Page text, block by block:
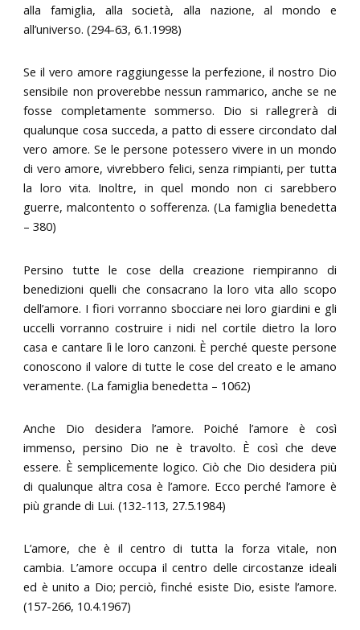
alla famiglia, alla società, alla nazione, al mondo e
all’universo. (294-63, 6.1.1998)
Se il vero amore raggiungesse la perfezione, il nostro Dio
sensibile non proverebbe nessun rammarico, anche se ne
fosse completamente sommerso. Dio si rallegrerà di
qualunque cosa succeda, a patto di essere circondato dal
vero amore. Se le persone potessero vivere in un mondo
di vero amore, vivrebbero felici, senza rimpianti, per tutta
la loro vita. Inoltre, in quel mondo non ci sarebbero
guerre, malcontento o sofferenza. (La famiglia benedetta
– 380)
Persino tutte le cose della creazione riempiranno di
benedizioni quelli che consacrano la loro vita allo scopo
dell’amore. I fiori vorranno sbocciare nei loro giardini e gli
uccelli vorranno costruire i nidi nel cortile dietro la loro
casa e cantare lì le loro canzoni. È perché queste persone
conoscono il valore di tutte le cose del creato e le amano
veramente. (La famiglia benedetta – 1062)
Anche Dio desidera l’amore. Poiché l’amore è così
immenso, persino Dio ne è travolto. È così che deve
essere. È semplicemente logico. Ciò che Dio desidera più
di qualunque altra cosa è l’amore. Ecco perché l’amore è
più grande di Lui. (132-113, 27.5.1984)
L’amore, che è il centro di tutta la forza vitale, non
cambia. L’amore occupa il centro delle circostanze ideali
ed è unito a Dio; perciò, finché esiste Dio, esiste l’amore.
(157-266, 10.4.1967)